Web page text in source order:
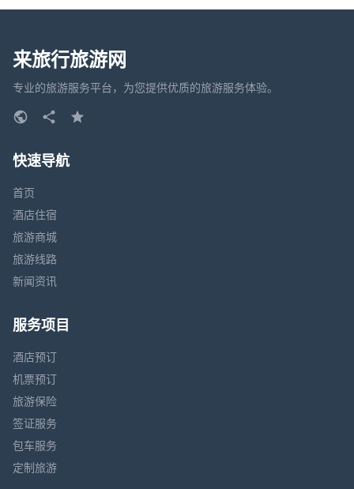
来旅行旅游网
专业的旅游服务平台，为您提供优质的旅游服务体验。
快速导航
首页
酒店住宿
旅游商城
旅游线路
新闻资讯
服务项目
酒店预订
机票预订
旅游保险
签证服务
包车服务
定制旅游